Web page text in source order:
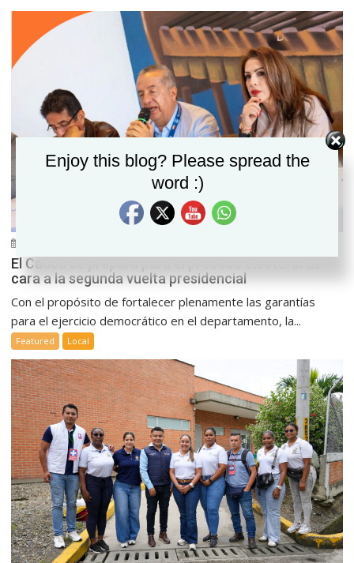
El Cauca se prepara para el proceso electoral de
cara a la segunda vuelta presidencial
Con el propósito de fortalecer plenamente las garantías
para el ejercicio democrático en el departamento, la...
Featured Local
Enjoy this blog? Please spread the
word :)
Set Youtube Channel ID